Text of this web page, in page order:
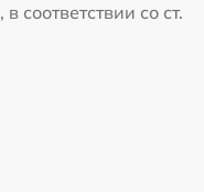
соответствии со ст.